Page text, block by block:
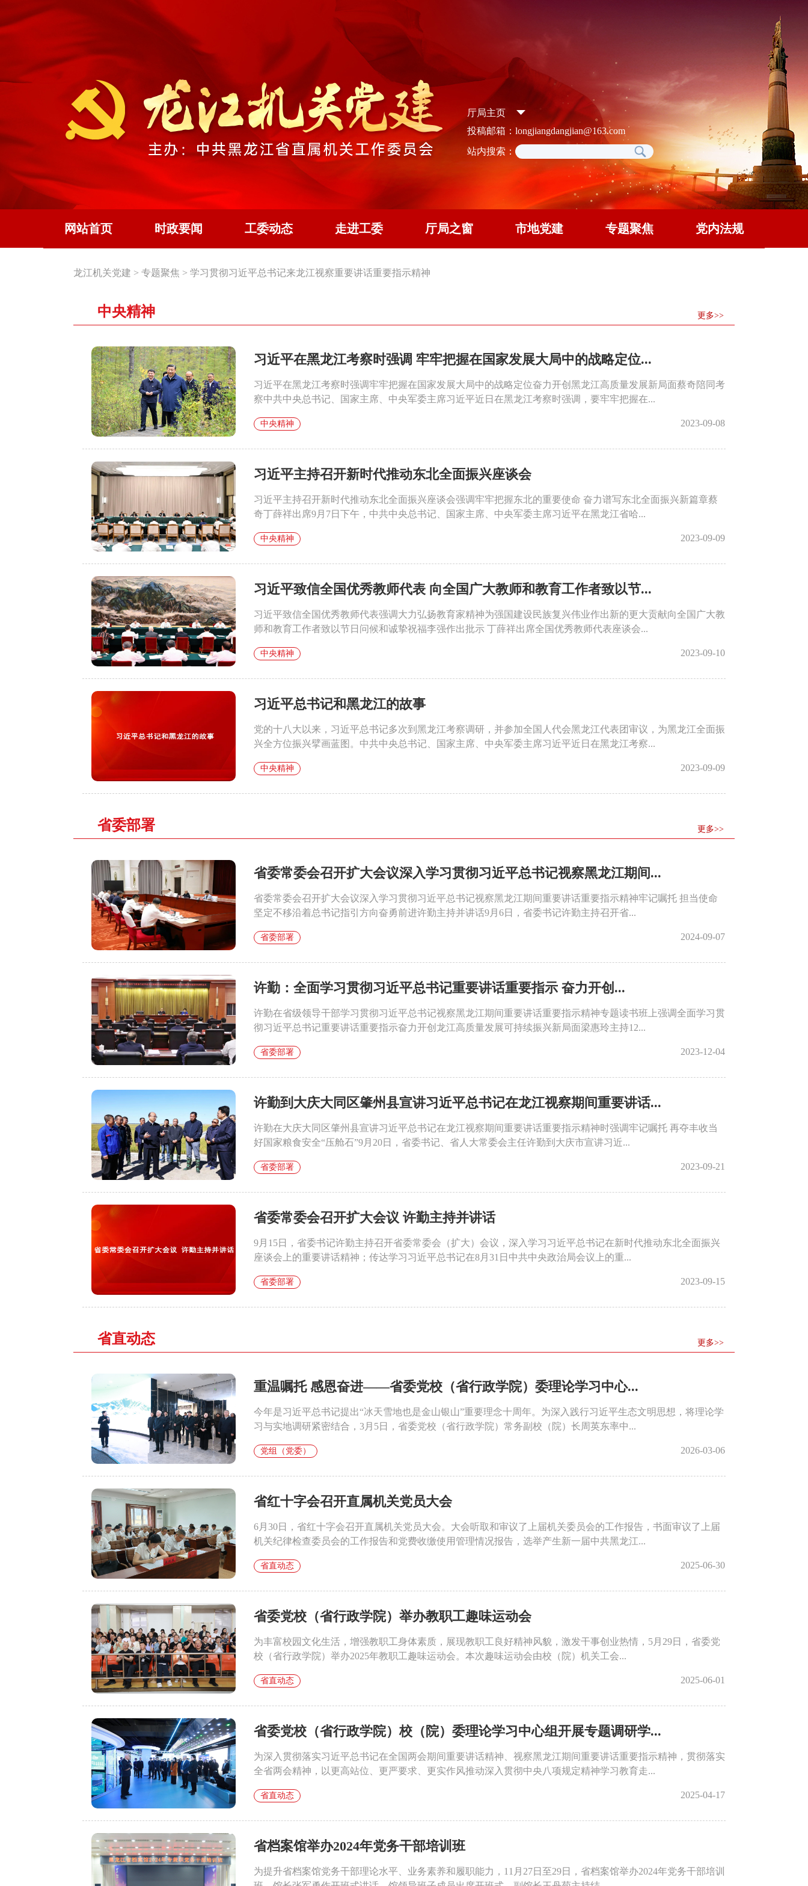
厅局主页
投稿邮箱：longjiangdangjian@163.com
站内搜索：
网站首页 时政要闻 工委动态 走进工委 厅局之窗 市地党建 专题聚焦 党内法规
龙江机关党建 > 专题聚焦 > 学习贯彻习近平总书记来龙江视察重要讲话重要指示精神
中央精神 更多>>
习近平在黑龙江考察时强调 牢牢把握在国家发展大局中的战略定位...
习近平在黑龙江考察时强调牢牢把握在国家发展大局中的战略定位奋力开创黑龙江高质量发展新局面蔡奇陪同考
察中共中央总书记、国家主席、中央军委主席习近平近日在黑龙江考察时强调，要牢牢把握在...
中央精神 2023-09-08
习近平主持召开新时代推动东北全面振兴座谈会
习近平主持召开新时代推动东北全面振兴座谈会强调牢牢把握东北的重要使命 奋力谱写东北全面振兴新篇章蔡
奇丁薛祥出席9月7日下午，中共中央总书记、国家主席、中央军委主席习近平在黑龙江省哈...
中央精神 2023-09-09
习近平致信全国优秀教师代表 向全国广大教师和教育工作者致以节...
习近平致信全国优秀教师代表强调大力弘扬教育家精神为强国建设民族复兴伟业作出新的更大贡献向全国广大教
师和教育工作者致以节日问候和诚挚祝福李强作出批示 丁薛祥出席全国优秀教师代表座谈会...
中央精神 2023-09-10
习近平总书记和黑龙江的故事
党的十八大以来，习近平总书记多次到黑龙江考察调研，并参加全国人代会黑龙江代表团审议，为黑龙江全面振
兴全方位振兴擘画蓝图。中共中央总书记、国家主席、中央军委主席习近平近日在黑龙江考察...
中央精神 2023-09-09
省委部署 更多>>
省委常委会召开扩大会议深入学习贯彻习近平总书记视察黑龙江期间...
省委常委会召开扩大会议深入学习贯彻习近平总书记视察黑龙江期间重要讲话重要指示精神牢记嘱托 担当使命
坚定不移沿着总书记指引方向奋勇前进许勤主持并讲话9月6日，省委书记许勤主持召开省...
省委部署 2024-09-07
许勤：​全面学习贯彻习近平总书记重要讲话重要指示 ​奋力开创...
许勤在省级领导干部学习贯彻习近平总书记视察黑龙江期间重要讲话重要指示精神专题读书班上强调全面学习贯
彻习近平总书记重要讲话重要指示奋力开创龙江高质量发展可持续振兴新局面梁惠玲主持12...
省委部署 2023-12-04
许勤到大庆大同区肇州县宣讲习近平总书记在龙江视察期间重要讲话...
许勤在大庆大同区肇州县宣讲习近平总书记在龙江视察期间重要讲话重要指示精神时强调牢记嘱托 再夺丰收当
好国家粮食安全“压舱石”9月20日，省委书记、省人大常委会主任许勤到大庆市宣讲习近...
省委部署 2023-09-21
省委常委会召开扩大会议 ​许勤主持并讲话
9月15日，省委书记许勤主持召开省委常委会（扩大）会议，深入学习习近平总书记在新时代推动东北全面振兴
座谈会上的重要讲话精神；传达学习习近平总书记在8月31日中共中央政治局会议上的重...
省委部署 2023-09-15
省直动态 更多>>
重温嘱托 感恩奋进——省委党校（省行政学院）委理论学习中心...
今年是习近平总书记提出“冰天雪地也是金山银山”重要理念十周年。为深入践行习近平生态文明思想，将理论学
习与实地调研紧密结合，3月5日，省委党校（省行政学院）常务副校（院）长周英东率中...
党组（党委） 2026-03-06
省红十字会召开直属机关党员大会
6月30日，省红十字会召开直属机关党员大会。大会听取和审议了上届机关委员会的工作报告，书面审议了上届
机关纪律检查委员会的工作报告和党费收缴使用管理情况报告，选举产生新一届中共黑龙江...
省直动态 2025-06-30
省委党校（省行政学院）举办教职工趣味运动会
为丰富校园文化生活，增强教职工身体素质，展现教职工良好精神风貌，激发干事创业热情，5月29日，省委党
校（省行政学院）举办2025年教职工趣味运动会。本次趣味运动会由校（院）机关工会...
省直动态 2025-06-01
省委党校（省行政学院）校（院）委理论学习中心组开展专题调研学...
为深入贯彻落实习近平总书记在全国两会期间重要讲话精神、视察黑龙江期间重要讲话重要指示精神，贯彻落实
全省两会精神，以更高站位、更严要求、更实作风推动深入贯彻中央八项规定精神学习教育走...
省直动态 2025-04-17
省档案馆举办2024年党务干部培训班
为提升省档案馆党务干部理论水平、业务素养和履职能力，11月27日至29日，省档案馆举办2024年党务干部培训